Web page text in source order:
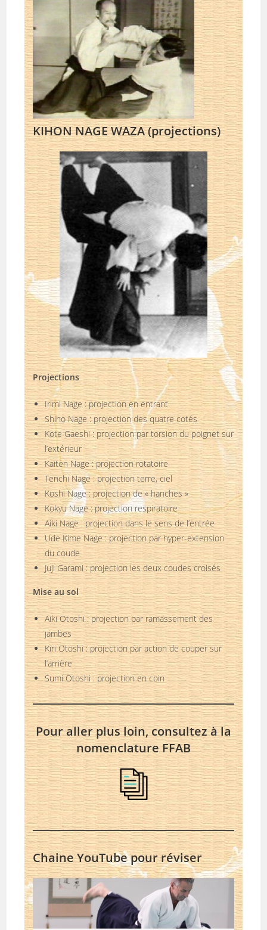
KIHON NAGE WAZA (projections)
Projections
Irimi Nage : projection en entrant
Shiho Nage : projection des quatre cotés
Kote Gaeshi : projection par torsion du poignet sur
l’extérieur
Kaiten Nage : projection rotatoire
Tenchi Nage : projection terre, ciel
Koshi Nage : projection de « hanches »
Kokyu Nage : projection respiratoire
Aiki Nage : projection dans le sens de l’entrée
Ude Kime Nage : projection par hyper-extension
du coude
Juji Garami : projection les deux coudes croisés
Mise au sol
Aiki Otoshi : projection par ramassement des
jambes
Kiri Otoshi : projection par action de couper sur
l’arrière
Sumi Otoshi : projection en coin
Pour aller plus loin, consultez à la
nomenclature FFAB
Chaine YouTube pour réviser